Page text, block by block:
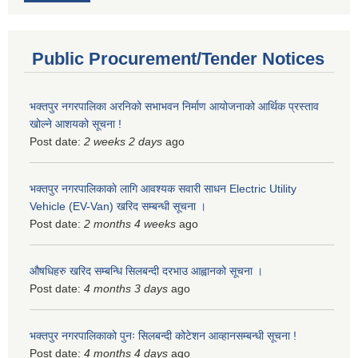
Public Procurement/Tender Notices
भक्तपुर नगरपालिका अरनिको सभाभवन निर्माण आयोजनाको आर्थिक प्रस्ताव
खोल्ने आशयको सूचना !
Post date: 2 weeks 2 days ago
भक्तपुर नगरपालिकाकाे लागि आवश्यक सवारी साधन Electric Utility
Vehicle (EV-Van) खरिद सम्बन्धी सूचना ।
Post date: 2 months 4 weeks ago
औषधिहरु खरिद सम्बन्धि सिलबन्दी दरभाउ आह्वानको सूचना ।
Post date: 4 months 3 days ago
भक्तपुर नगरपालिकाको पुनः सिलबन्दी कोटेशन आव्हानसम्बन्धी सूचना !
Post date: 4 months 4 days ago